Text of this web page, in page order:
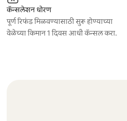
कॅन्सलेशन धोरण
पूर्ण रिफंड मिळवण्यासाठी सुरू होण्याच्या
वेळेच्या किमान 1 दिवस आधी कॅन्सल करा.